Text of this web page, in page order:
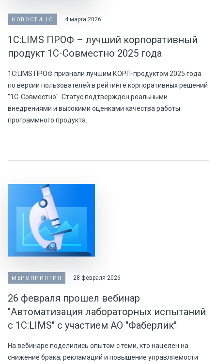
НОВОСТИ 1С 4 марта 2026
1С:LIMS ПРОФ – лучший корпоративный
продукт 1С-Совместно 2025 года
1С:LIMS ПРОФ признали лучшим КОРП-продуктом 2025 года
по версии пользователей в рейтинге корпоративных решений
"1С-Совместно". Статус подтвержден реальными
внедрениями и высокими оценками качества работы
программного продукта.
МЕРОПРИЯТИЯ 28 февраля 2026
26 февраля прошел вебинар
"Автоматизация лабораторных испытаний
с 1С:LIMS" с участием АО "Фаберлик"
На вебинаре поделились опытом с теми, кто нацелен на
снижение брака, рекламаций и повышение управляемости